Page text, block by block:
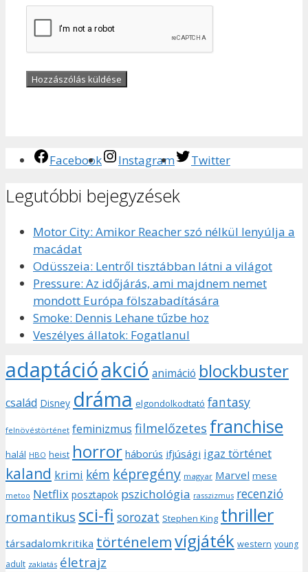
Facebook Instagram Twitter
Legutóbbi bejegyzések
Motor City: Amikor Reacher szó nélkül lenyúlja a
macádat
Odüsszeia: Lentről tisztábban látni a világot
Pressure: Az időjárás, ami majdnem nemet
mondott Európa fölszabadítására
Smoke: Dennis Lehane tűzbe hoz
Veszélyes állatok: Fogatlanul
adaptációakció animáció blockbuster
család Disney dráma elgondolkodtató fantasy
felnövéstörténet feminizmus filmelőzetes franchise
halál HBO heist horror háborús ifjúsági igaz történet
kaland krimi kém képregény magyar Marvel mese
metoo Netflix posztapok pszichológia rasszizmus recenzió
romantikus sci-fi sorozat Stephen King thriller
társadalomkritika történelemvígjáték western young
adult zaklatás életrajz